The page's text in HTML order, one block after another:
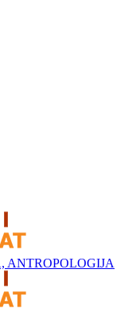
ANTROPOLOGIJA